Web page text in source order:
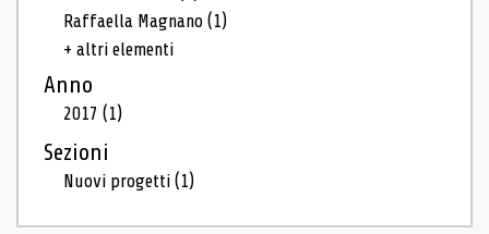
Raffaella Magnano(1)
+ altri elementi
Anno
2017(1)
Sezioni
Nuovi progetti(1)